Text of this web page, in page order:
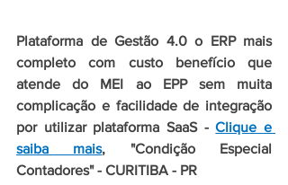
Plataforma de Gestão 4.0 o ERP mais
completo com custo benefício que
atende do MEI ao EPP sem muita
complicação e facilidade de integração
por utilizar plataforma SaaS - Clique e
saiba mais, "Condição Especial
Contadores" - CURITIBA - PR